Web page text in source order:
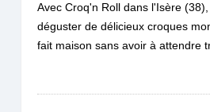
Avec Croq'n Roll dans l'Isère
déguster de délicieux croques
fait maison sans avoir à attendre